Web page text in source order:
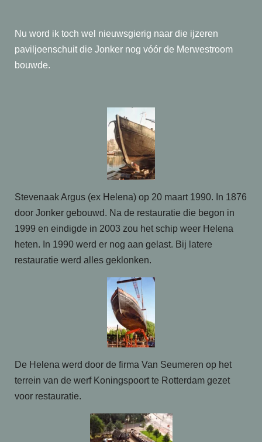
Nu word ik toch wel nieuwsgierig naar die ijzeren
paviljoenschuit die Jonker nog vóór de Merwestroom
bouwde.
Stevenaak Argus (ex Helena) op 20 maart 1990. In 1876
door Jonker gebouwd. Na de restauratie die begon in
1999 en eindigde in 2003 zou het schip weer Helena
heten. In 1990 werd er nog aan gelast. Bij latere
restauratie werd alles geklonken.
De Helena werd door de firma Van Seumeren op het
terrein van de werf Koningspoort te Rotterdam gezet
voor restauratie.